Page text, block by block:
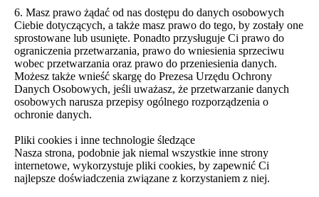
6. Masz prawo żądać od nas dostępu do danych osobowych
Ciebie dotyczących, a także masz prawo do tego, by zostały one
sprostowane lub usunięte. Ponadto przysługuje Ci prawo do
ograniczenia przetwarzania, prawo do wniesienia sprzeciwu
wobec przetwarzania oraz prawo do przeniesienia danych.
Możesz także wnieść skargę do Prezesa Urzędu Ochrony
Danych Osobowych, jeśli uważasz, że przetwarzanie danych
osobowych narusza przepisy ogólnego rozporządzenia o
ochronie danych.
Pliki cookies i inne technologie śledzące
Nasza strona, podobnie jak niemal wszystkie inne strony
internetowe, wykorzystuje pliki cookies, by zapewnić Ci
najlepsze doświadczenia związane z korzystaniem z niej.